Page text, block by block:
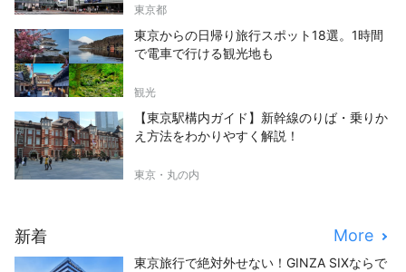
東京都
東京からの日帰り旅行スポット18選。1時間
で電車で行ける観光地も
観光
【東京駅構内ガイド】新幹線のりば・乗りか
え方法をわかりやすく解説！
東京・丸の内
新着 More
東京旅行で絶対外せない！GINZA SIXならで